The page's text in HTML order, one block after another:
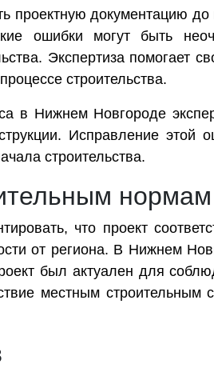
документацию до
ошибки могут быть
Экспертиза помогает
строительства.
в Нижнем Новгороде
Исправление этой
строительства.
что проект
от региона. В Нижнем
был актуален для
местным